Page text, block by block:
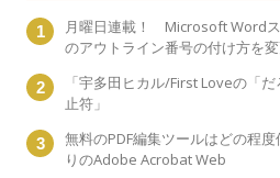
月曜日連載！ Microsoft Word
のアウトライン番号の付け方を
「宇多田ヒカル/First Loveの「
止符」
無料のPDF編集ツールはどの程
りのAdobe Acrobat Web